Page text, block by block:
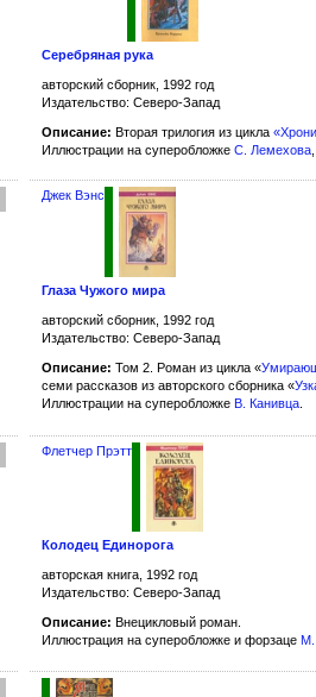
Серебряная рука
авторский сборник, 1992 год
Издательство: Северо-Запад
Описание: Вторая трилогия из цикла
Иллюстрации на суперобложкеС. Лемехова
Джек Вэнс
Глаза Чужого мира
авторский сборник, 1992 год
Издательство: Северо-Запад
Описание: Том 2. Роман из цикла «
семи рассказов из авторского сборника «
Иллюстрации на суперобложке В. Канивца
Флетчер Прэтт
Колодец Единорога
авторская книга, 1992 год
Издательство: Северо-Запад
Описание: Внецикловый роман.
Иллюстрация на суперобложке и форзаце М.